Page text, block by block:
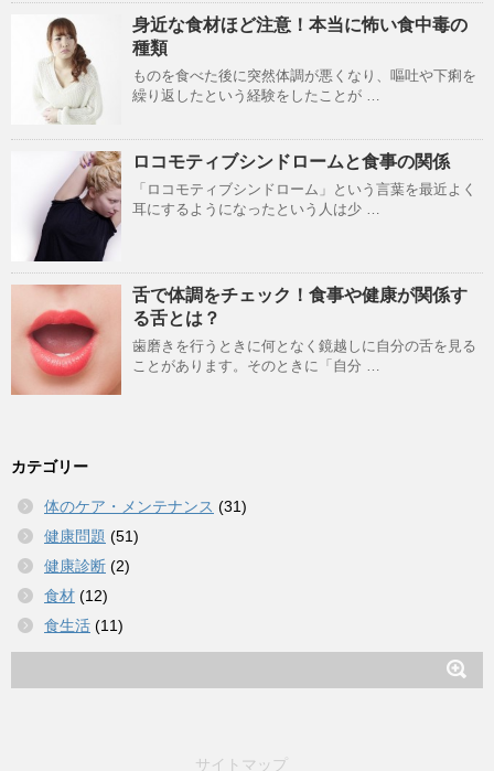
身近な食材ほど注意！本当に怖い食中毒の
種類
ものを食べた後に突然体調が悪くなり、嘔吐や下痢を
繰り返したという経験をしたことが …
ロコモティブシンドロームと食事の関係
「ロコモティブシンドローム」という言葉を最近よく
耳にするようになったという人は少 …
舌で体調をチェック！食事や健康が関係す
る舌とは？
歯磨きを行うときに何となく鏡越しに自分の舌を見る
ことがあります。そのときに「自分 …
カテゴリー
体のケア・メンテナンス (31)
健康問題 (51)
健康診断 (2)
食材 (12)
食生活 (11)
サイトマップ